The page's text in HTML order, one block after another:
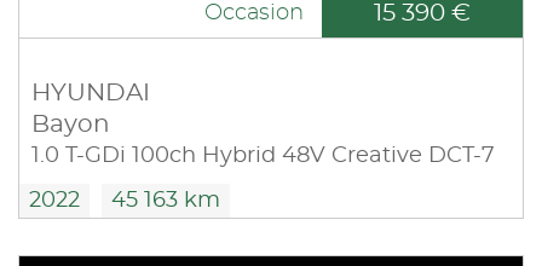
Occasion 15 390 €
HYUNDAI
Bayon
1.0 T-GDi 100ch Hybrid 48V Creative DCT-7
2022 45 163 km